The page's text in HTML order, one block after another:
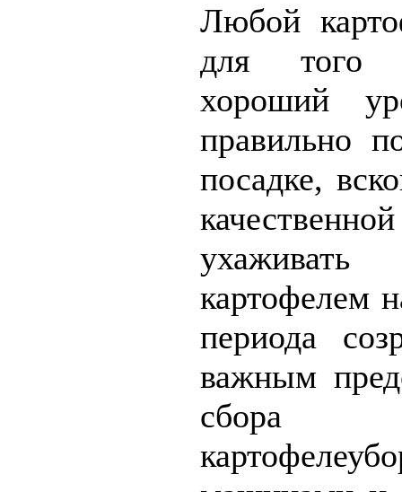
Любой
для того
хороший
правильно
посадке,
картофелем
периода
важным